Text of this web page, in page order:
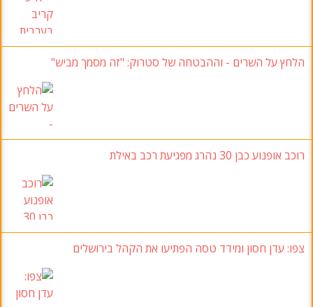
הלחץ על השרים - וההבטחה של סטרוק: "זה מסמך מביש"
רוכב אופנוע כבן 30 נהרג מפגיעת רכב באילת
צפו:עדן חסון ומידד טסה הפתיעו את הקהל בירושלים